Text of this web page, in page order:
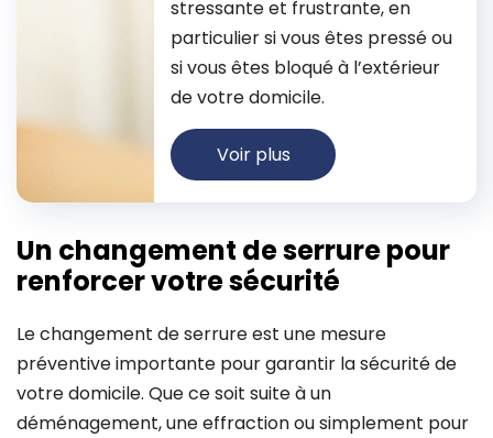
stressante et frustrante, en
particulier si vous êtes pressé ou
si vous êtes bloqué à l’extérieur
de votre domicile.
Voir plus
Un changement de serrure pour
renforcer votre sécurité
Le changement de serrure est une mesure
préventive importante pour garantir la sécurité de
votre domicile. Que ce soit suite à un
déménagement, une effraction ou simplement pour